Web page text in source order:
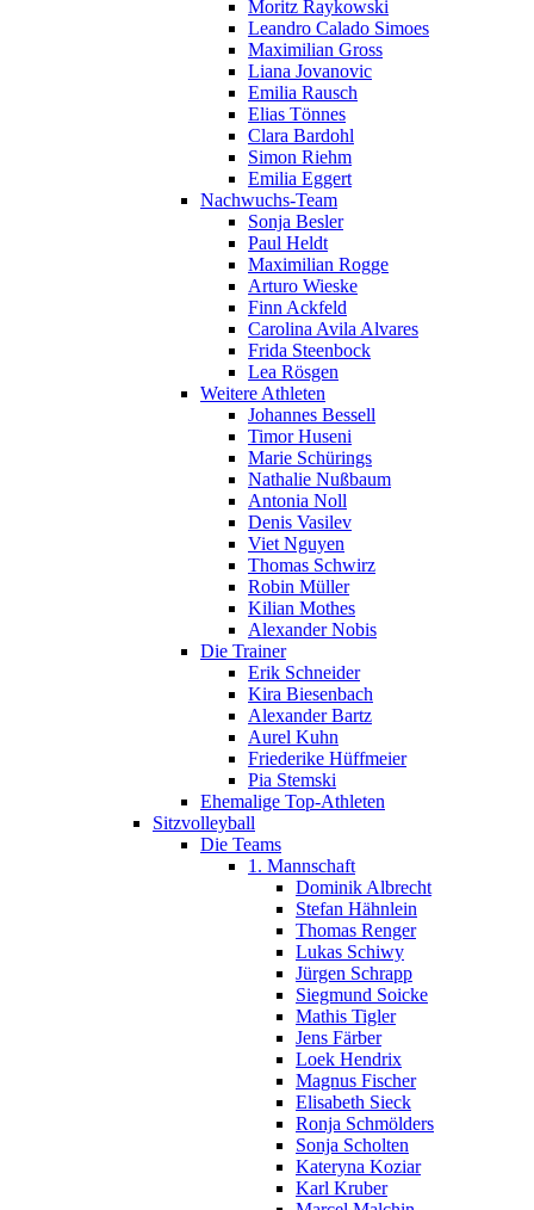
Moritz Raykowski
Leandro Calado Simoes
Maximilian Gross
Liana Jovanovic
Emilia Rausch
Elias Tönnes
Clara Bardohl
Simon Riehm
Emilia Eggert
Nachwuchs-Team
Sonja Besler
Paul Heldt
Maximilian Rogge
Arturo Wieske
Finn Ackfeld
Carolina Avila Alvares
Frida Steenbock
Lea Rösgen
Weitere Athleten
Johannes Bessell
Timor Huseni
Marie Schürings
Nathalie Nußbaum
Antonia Noll
Denis Vasilev
Viet Nguyen
Thomas Schwirz
Robin Müller
Kilian Mothes
Alexander Nobis
Die Trainer
Erik Schneider
Kira Biesenbach
Alexander Bartz
Aurel Kuhn
Friederike Hüffmeier
Pia Stemski
Ehemalige Top-Athleten
Sitzvolleyball
Die Teams
1. Mannschaft
Dominik Albrecht
Stefan Hähnlein
Thomas Renger
Lukas Schiwy
Jürgen Schrapp
Siegmund Soicke
Mathis Tigler
Jens Färber
Loek Hendrix
Magnus Fischer
Elisabeth Sieck
Ronja Schmölders
Sonja Scholten
Kateryna Koziar
Karl Kruber